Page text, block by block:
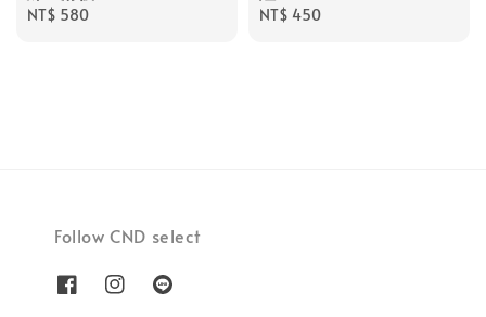
Regular
NT$ 580
Regular
NT$ 450
Follow CND select